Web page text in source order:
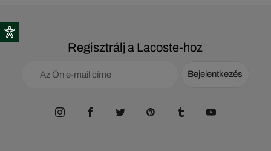
Regisztrálj a Lacoste-hoz
Bejelentkezés